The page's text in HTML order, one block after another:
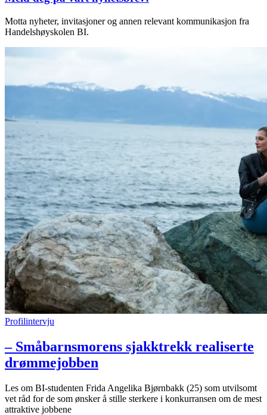
Motta nyheter, invitasjoner og annen relevant kommunikasjon fra
Handelshøyskolen BI.
Profilintervju
– Småbarnsmorens sjakktrekk realiserte
drømmejobben
Les om BI-studenten Frida Angelika Bjørnbakk (25) som utvilsomt
vet råd for de som ønsker å stille sterkere i konkurransen om de mest
attraktive jobbene